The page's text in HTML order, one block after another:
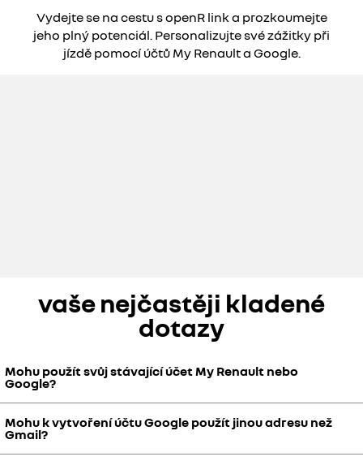
Vydejte se na cestu s openR link a prozkoumejte
jeho plný potenciál. Personalizujte své zážitky při
jízdě pomocí účtů My Renault a Google.
vaše nejčastěji kladené
dotazy
Mohu použít svůj stávající účet My Renault nebo
Google?
Ano. Při prvním použití openR link jednoduše postupujte podle
pokynů v průvodci konfigurací a propojte své účty My Renault nebo
Google.
Mohu k vytvoření účtu Google použít jinou adresu než
Gmail?